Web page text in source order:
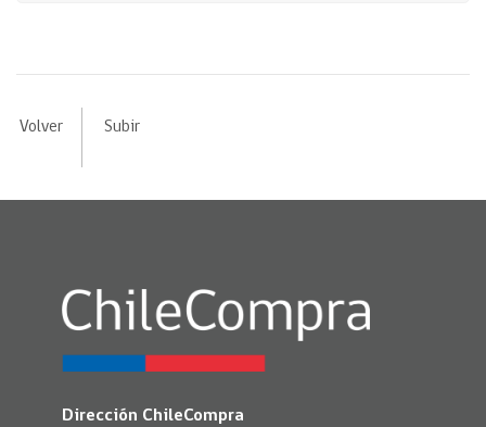
Volver Subir
Dirección ChileCompra